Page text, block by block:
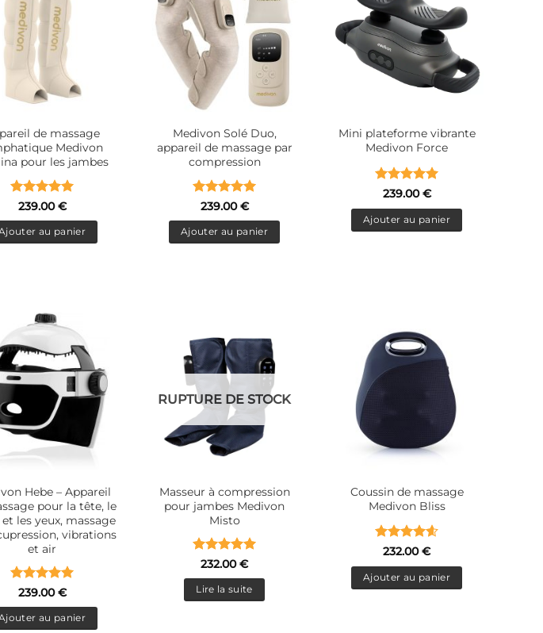
de massage
Medivon
pour les jambes
Note5sur
239.00€
au panier
Medivon Solé Duo,
appareil de massage par
compression
Note5sur
239.00€
Ajouter au panier
Mini plateforme vibrante
Medivon Force
Note5sur
239.00€
Ajouter au panier
Hebe – Appareil
pour la tête, le
les yeux, massage
vibrations
et air
Note5sur
239.00€
au panier
RUPTURE DE STOCK
Masseur à compression
pour jambes Medivon
Misto
Note5sur
232.00€
Lire la suite
Coussin de massage
Medivon Bliss
Note4.6
232.00€
Ajouter au panier